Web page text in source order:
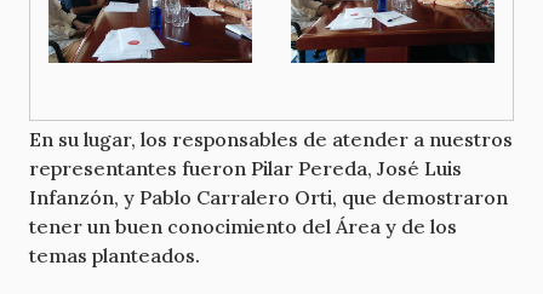
En su lugar, los responsables de atender a nuestros
representantes fueron Pilar Pereda, José Luis
Infanzón, y Pablo Carralero Orti, que demostraron
tener un buen conocimiento del Área y de los
temas planteados.